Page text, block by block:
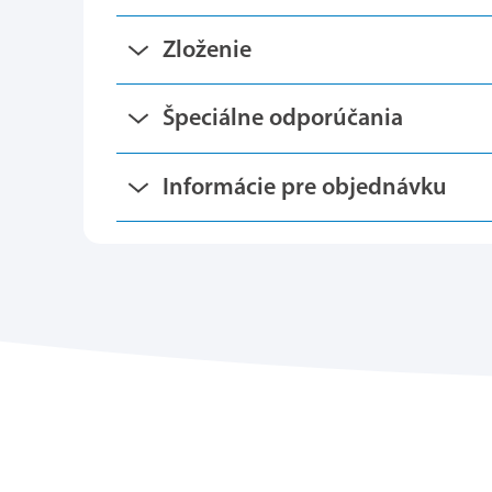
Zloženie
Špeciálne odporúčania
Informácie pre objednávku